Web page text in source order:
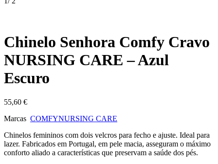
Chinelo Senhora Comfy Cravo
NURSING CARE – Azul
Escuro
55,60 €
Marcas COMFYNURSING CARE
Chinelos femininos com dois velcros para fecho e ajuste. Ideal para
lazer. Fabricados em Portugal, em pele macia, asseguram o máximo
conforto aliado a características que preservam a saúde dos pés.